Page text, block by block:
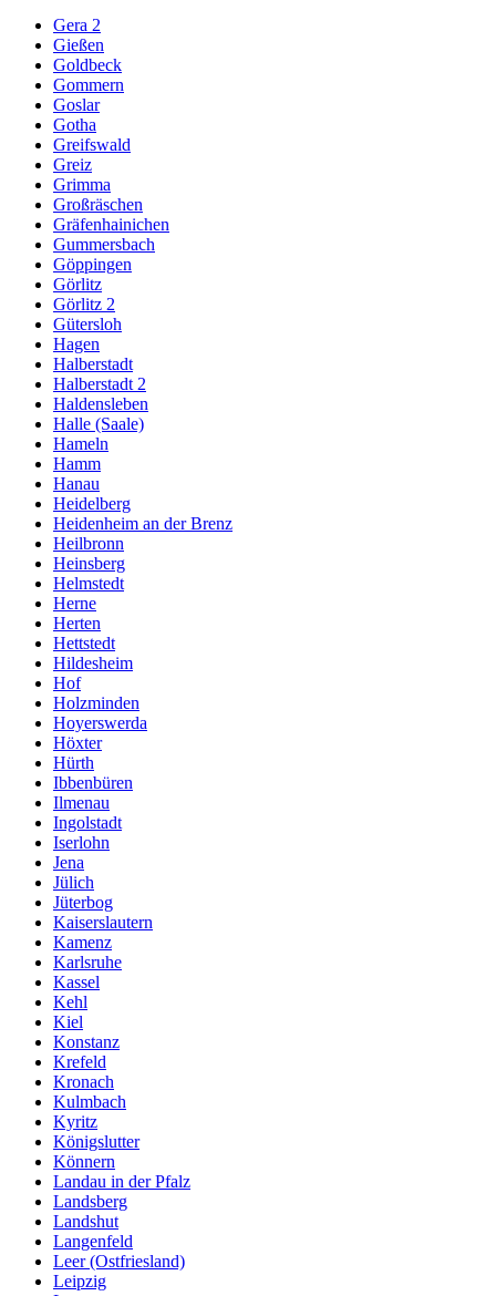
Gera 2
Gießen
Goldbeck
Gommern
Goslar
Gotha
Greifswald
Greiz
Grimma
Großräschen
Gräfenhainichen
Gummersbach
Göppingen
Görlitz
Görlitz 2
Gütersloh
Hagen
Halberstadt
Halberstadt 2
Haldensleben
Halle (Saale)
Hameln
Hamm
Hanau
Heidelberg
Heidenheim an der Brenz
Heilbronn
Heinsberg
Helmstedt
Herne
Herten
Hettstedt
Hildesheim
Hof
Holzminden
Hoyerswerda
Höxter
Hürth
Ibbenbüren
Ilmenau
Ingolstadt
Iserlohn
Jena
Jülich
Jüterbog
Kaiserslautern
Kamenz
Karlsruhe
Kassel
Kehl
Kiel
Konstanz
Krefeld
Kronach
Kulmbach
Kyritz
Königslutter
Könnern
Landau in der Pfalz
Landsberg
Landshut
Langenfeld
Leer (Ostfriesland)
Leipzig